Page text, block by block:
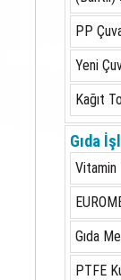
PP
Yeni
Kağıt
Gıda
Vitamin
Gıda
PTFE